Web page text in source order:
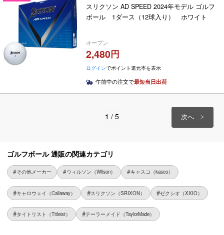
スリクソン AD SPEED 2024年モデル ゴルフ
ボール 1ダース（12球入り） ホワイト
オープン
2,480
ログインでポイント還元率を表示
午前中の注文で最短当日出荷
1 / 5
ゴルフボール 通販の関連カテゴリ
その他メーカー ウィルソン（Wilson） キャスコ（kasco）
キャロウェイ（Callaway） スリクソン（SRIXON） ゼクシオ（XXIO）
タイトリスト（Titleist） テーラーメイド（TaylorMade）